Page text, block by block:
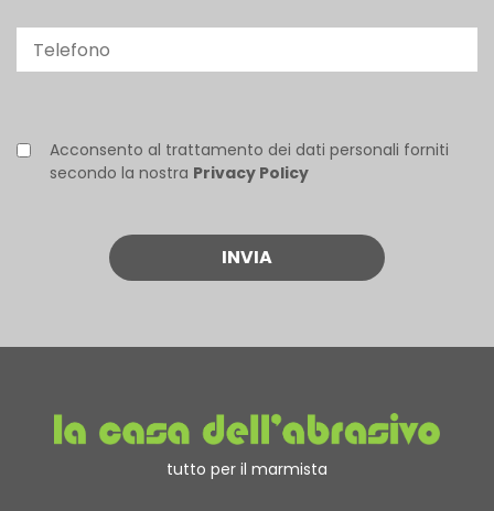
Acconsento al trattamento dei dati personali forniti
secondo la nostra Privacy Policy
tutto per il marmista